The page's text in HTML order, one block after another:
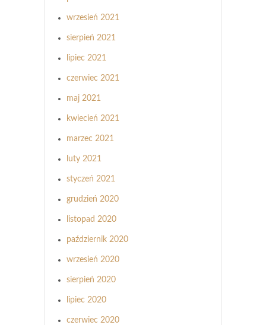
wrzesień 2021
sierpień 2021
lipiec 2021
czerwiec 2021
maj 2021
kwiecień 2021
marzec 2021
luty 2021
styczeń 2021
grudzień 2020
listopad 2020
październik 2020
wrzesień 2020
sierpień 2020
lipiec 2020
czerwiec 2020